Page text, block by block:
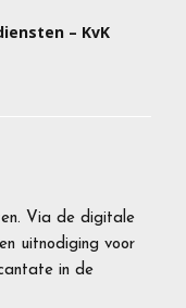
– KvK
Via de digitale
uitnodiging voor
in de